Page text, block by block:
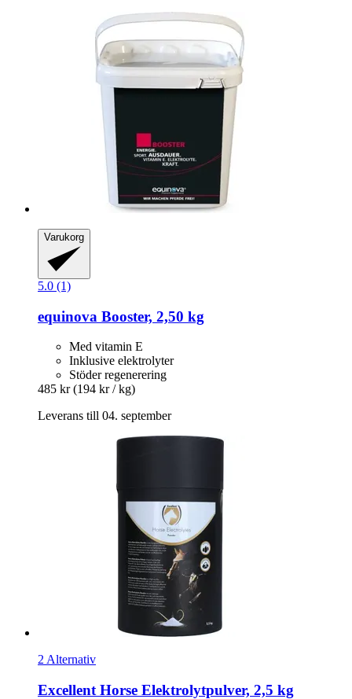
Varukorg
5.0 (1)
equinova Booster, 2,50 kg
Med vitamin E
Inklusive elektrolyter
Stöder regenerering
485 kr (194 kr / kg)
Leverans till 04. september
2 Alternativ
Excellent Horse Elektrolytpulver, 2,5 kg